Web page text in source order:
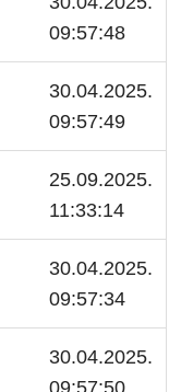
09:57:48
30.04.2025.
09:57:49
25.09.2025.
11:33:14
30.04.2025.
09:57:34
30.04.2025.